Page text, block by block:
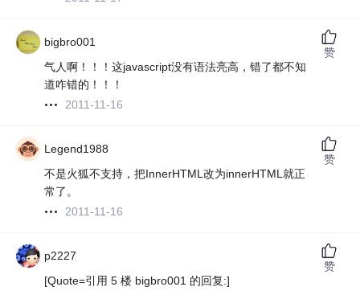
bigbro001
气人啊！！！这javascript没有语法亮高，错了都不知
道咋错的！！！
2011-11-16
赞
Legend1988
不是火狐不支持，把InnerHTML改为innerHTML就正
常了。
2011-11-16
赞
p2227
[Quote=引用 5 楼 bigbro001 的回复:]
赞